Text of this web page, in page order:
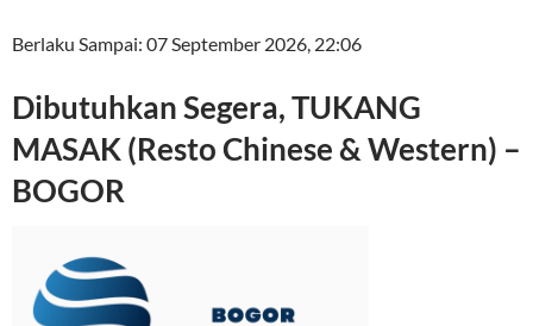
Berlaku Sampai: 07 September 2026, 22:06
Dibutuhkan Segera, TUKANG
MASAK (Resto Chinese & Western) –
BOGOR